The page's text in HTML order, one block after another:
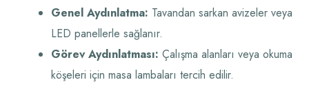
Genel Aydınlatma: Tavandan sarkan avizeler veya
LED panellerle sağlanır.
Görev Aydınlatması: Çalışma alanları veya okuma
köşeleri için masa lambaları tercih edilir.